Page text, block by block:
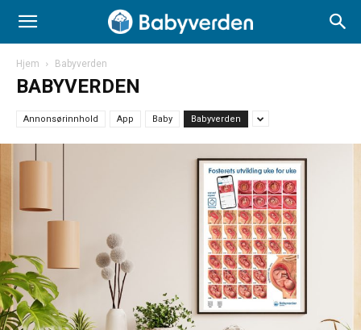
Hjem Babyverden
BABYVERDEN
Annonsørinnhold App Baby Babyverden